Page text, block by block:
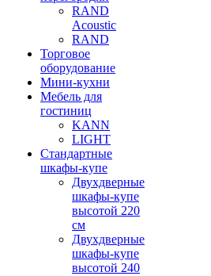
RAND
Acoustic
RAND
Торговое
оборудование
Мини-кухни
Мебель для
гостиниц
KANN
LIGHT
Стандартные
шкафы-купе
Двухдверные
шкафы-купе
высотой 220
см
Двухдверные
шкафы-купе
высотой 240